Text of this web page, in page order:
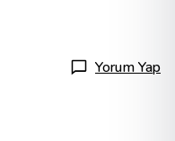
Yorum Yap